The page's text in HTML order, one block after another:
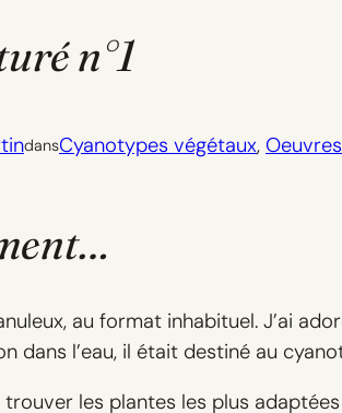
n°1
dansCyanotypes végétaux, Oeuvres
au format inhabituel. J’ai
dans l’eau, il était destiné au
les plantes les plus